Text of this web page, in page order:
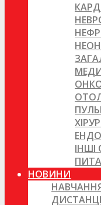
ІНШІ
НОВИНИ